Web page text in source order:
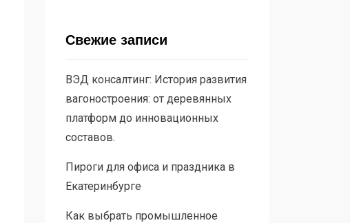
Свежие записи
ВЭД консалтинг: История развития
вагоностроения: от деревянных
платформ до инновационных
составов.
Пироги для офиса и праздника в
Екатеринбурге
Как выбрать промышленное